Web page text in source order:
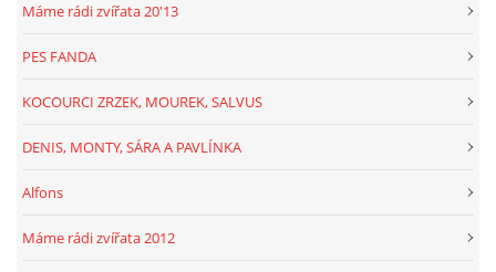
Máme rádi zvířata 20'13
PES FANDA
KOCOURCI ZRZEK, MOUREK, SALVUS
DENIS, MONTY, SÁRA A PAVLÍNKA
Alfons
Máme rádi zvířata 2012